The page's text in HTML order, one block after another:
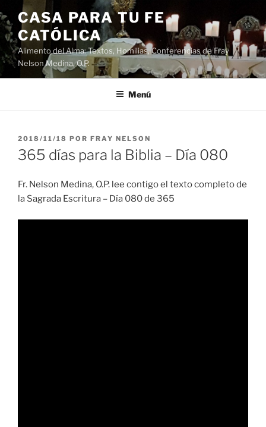
Saltar
al
contenido
CASA PARA TU FE
CATÓLICA
Alimento del Alma: Textos, Homilias, Conferencias de Fray
Nelson Medina, O.P.
Menú
PUBLICADO
EL
2018/11/18 POR FRAY NELSON
365 días para la Biblia – Día 080
Fr. Nelson Medina, O.P. lee contigo el texto completo de
la Sagrada Escritura – Día 080 de 365